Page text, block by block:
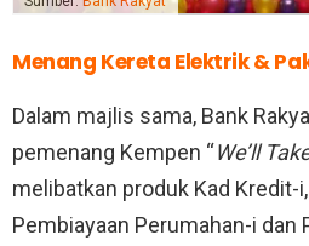
Menang Kereta Elektrik &
Dalam majlis sama, Bank
pemenang Kempen “We’ll
melibatkan produk Kad Kredit-
Pembiayaan Perumahan-i dan